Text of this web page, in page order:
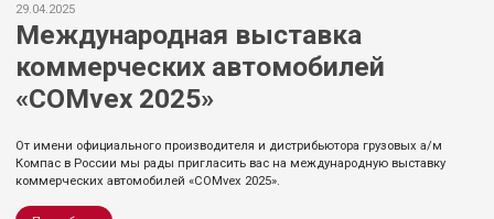
29.04.2025
Международная выставка
коммерческих автомобилей
«COMvex 2025»
От имени официального производителя и дистрибьютора грузовых а/м
Компас в России мы рады пригласить вас на международную выставку
коммерческих автомобилей «COMvex 2025».